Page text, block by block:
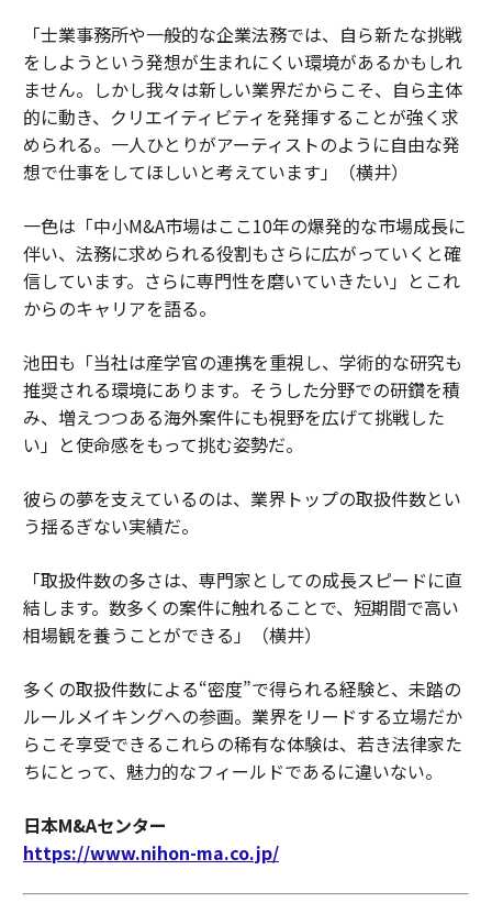
「士業事務所や一般的な企業法務では、自ら新たな挑戦
をしようという発想が生まれにくい環境があるかもしれ
ません。しかし我々は新しい業界だからこそ、自ら主体
的に動き、クリエイティビティを発揮することが強く求
められる。一人ひとりがアーティストのように自由な発
想で仕事をしてほしいと考えています」（横井）
一色は「中小M&A市場はここ10年の爆発的な市場成長に
伴い、法務に求められる役割もさらに広がっていくと確
信しています。さらに専門性を磨いていきたい」とこれ
からのキャリアを語る。
池田も「当社は産学官の連携を重視し、学術的な研究も
推奨される環境にあります。そうした分野での研鑽を積
み、増えつつある海外案件にも視野を広げて挑戦した
い」と使命感をもって挑む姿勢だ。
彼らの夢を支えているのは、業界トップの取扱件数とい
う揺るぎない実績だ。
「取扱件数の多さは、専門家としての成長スピードに直
結します。数多くの案件に触れることで、短期間で高い
相場観を養うことができる」（横井）
多くの取扱件数による“密度”で得られる経験と、未踏の
ルールメイキングへの参画。業界をリードする立場だか
らこそ享受できるこれらの稀有な体験は、若き法律家た
ちにとって、魅力的なフィールドであるに違いない。
日本M&Aセンター
https://www.nihon-ma.co.jp/